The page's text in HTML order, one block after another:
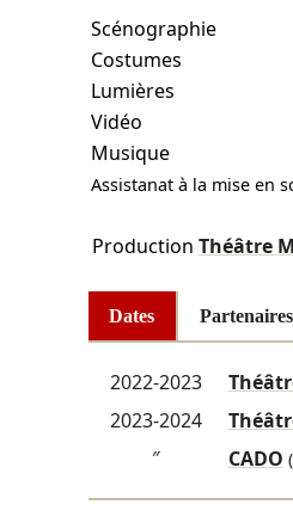
Scénographie
Costumes
Lumières
Vidéo
Musique
Assistanat à la mise en
Production Théâtre
Dates
2022-2023
2023-2024
″ CADO